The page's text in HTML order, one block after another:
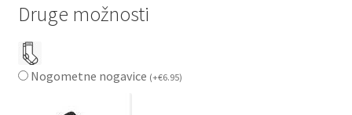
Druge možnosti
Nogometne nogavice (+€6.95)